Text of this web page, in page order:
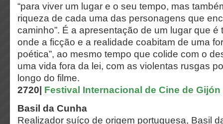
“para viver um lugar e o seu tempo, mas
riqueza de cada uma das personagens que
caminho”. É a apresentação de um lugar que é
onde a ficção e a realidade coabitam de uma
poética”, ao mesmo tempo que colide com o
uma vida fora da lei, com as violentas rusgas
longo do filme.
2720| Festival Internacional de Cine de Gijón
Basil da Cunha
Realizador suíço de origem portuguesa, Basil